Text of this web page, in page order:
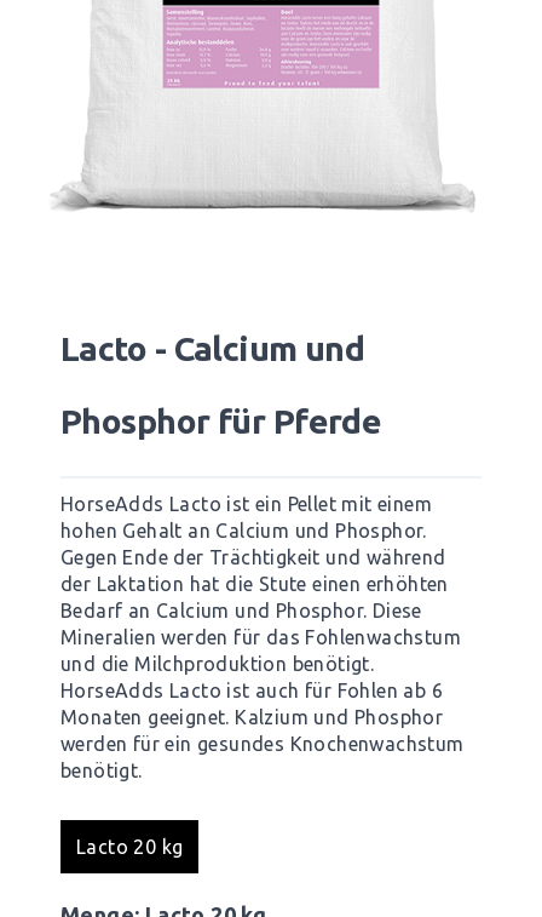
Lacto - Calcium und
Phosphor für Pferde
HorseAdds Lacto ist ein Pellet mit einem
hohen Gehalt an Calcium und Phosphor.
Gegen Ende der Trächtigkeit und während
der Laktation hat die Stute einen erhöhten
Bedarf an Calcium und Phosphor. Diese
Mineralien werden für das Fohlenwachstum
und die Milchproduktion benötigt.
HorseAdds Lacto ist auch für Fohlen ab 6
Monaten geeignet. Kalzium und Phosphor
werden für ein gesundes Knochenwachstum
benötigt.
Lacto 20 kg